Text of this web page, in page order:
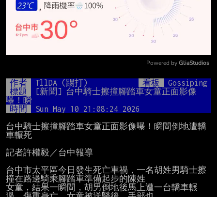
Mute
Powered by GliaStudios
作者 TllDA (踢打) 看板
Gossiping
標題
[新聞] 台中騎士擦撞腳踏車女童正面影像
曝！瞬
時間
Sun May 10 21:08:24 2026
台中騎士擦撞腳踏車女童正面影像曝！瞬間倒地遭轎
車輾死
記者許權毅／台中報導
台中市太平區今日發生死亡車禍，一名胡姓男騎士擦
撞在路邊騎乘腳踏車準備起步的陳姓
女童，結果一瞬間，胡男倒地後馬上遭一台轎車輾